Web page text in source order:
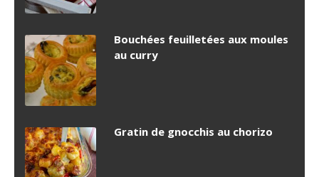
Bouchées feuilletées aux moules
au curry
Gratin de gnocchis au chorizo